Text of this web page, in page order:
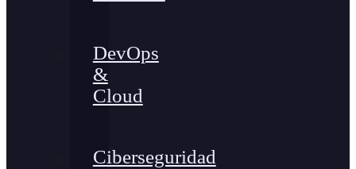
DevOps
&
Cloud
Ciberseguridad